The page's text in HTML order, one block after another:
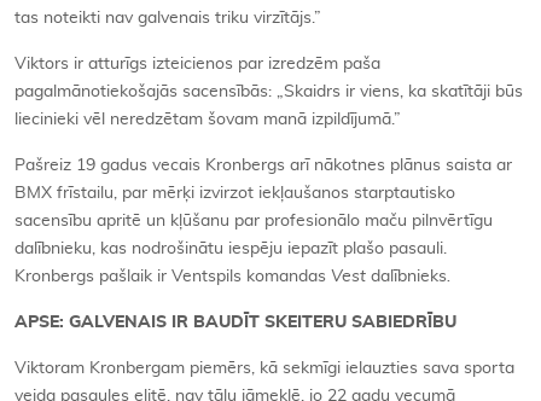
tas noteikti nav galvenais triku virzītājs.”
Viktors ir atturīgs izteicienos par izredzēm paša
pagalmānotiekošajās sacensībās: „Skaidrs ir viens, ka skatītāji būs
liecinieki vēl neredzētam šovam manā izpildījumā.”
Pašreiz 19 gadus vecais Kronbergs arī nākotnes plānus saista ar
BMX frīstailu, par mērķi izvirzot iekļaušanos starptautisko
sacensību apritē un kļūšanu par profesionālo maču pilnvērtīgu
dalībnieku, kas nodrošinātu iespēju iepazīt plašo pasauli.
Kronbergs pašlaik ir Ventspils komandas Vest dalībnieks.
APSE: GALVENAIS IR BAUDĪT SKEITERU SABIEDRĪBU
Viktoram Kronbergam piemērs, kā sekmīgi ielauzties sava sporta
veida pasaules elitē, nav tālu jāmeklē, jo 22 gadu vecumā